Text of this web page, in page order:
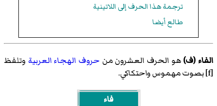
ترجمة هذا الحرف إلى اللاتينية
طالع أيضا
الفاء (ف)هو الحرف العشرون من حروف الهجاء العربية وتلفظ
[f]بصوت مهموس واحتكاكي.
فاء